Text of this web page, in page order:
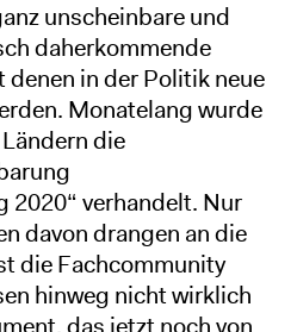
unscheinbare und
daherkommende
in der Politik neue
Monatelang wurde
die
verhandelt. Nur
davon drangen an die
die Fachcommunity
hinweg nicht wirklich